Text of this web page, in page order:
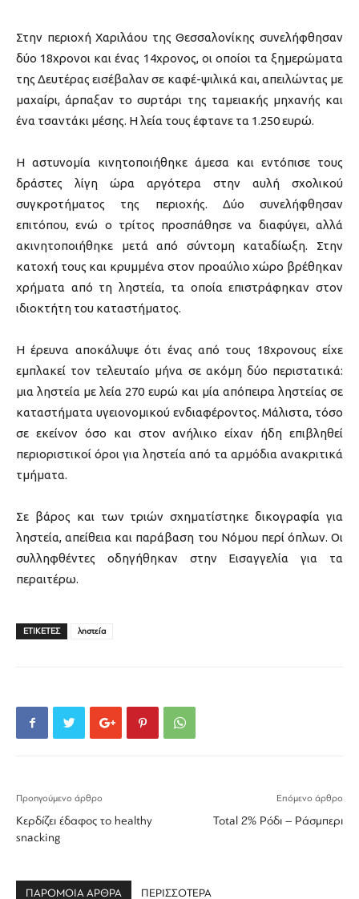
Στην περιοχή Χαριλάου της Θεσσαλονίκης συνελήφθησαν
δύο 18χρονοι και ένας 14χρονος, οι οποίοι τα ξημερώματα
της Δευτέρας εισέβαλαν σε καφέ-ψιλικά και, απειλώντας με
μαχαίρι, άρπαξαν το συρτάρι της ταμειακής μηχανής και
ένα τσαντάκι μέσης. Η λεία τους έφτανε τα 1.250 ευρώ.
Η αστυνομία κινητοποιήθηκε άμεσα και εντόπισε τους
δράστες λίγη ώρα αργότερα στην αυλή σχολικού
συγκροτήματος της περιοχής. Δύο συνελήφθησαν
επιτόπου, ενώ ο τρίτος προσπάθησε να διαφύγει, αλλά
ακινητοποιήθηκε μετά από σύντομη καταδίωξη. Στην
κατοχή τους και κρυμμένα στον προαύλιο χώρο βρέθηκαν
χρήματα από τη ληστεία, τα οποία επιστράφηκαν στον
ιδιοκτήτη του καταστήματος.
Η έρευνα αποκάλυψε ότι ένας από τους 18χρονους είχε
εμπλακεί τον τελευταίο μήνα σε ακόμη δύο περιστατικά:
μια ληστεία με λεία 270 ευρώ και μία απόπειρα ληστείας σε
καταστήματα υγειονομικού ενδιαφέροντος. Μάλιστα, τόσο
σε εκείνον όσο και στον ανήλικο είχαν ήδη επιβληθεί
περιοριστικοί όροι για ληστεία από τα αρμόδια ανακριτικά
τμήματα.
Σε βάρος και των τριών σχηματίστηκε δικογραφία για
ληστεία, απείθεια και παράβαση του Νόμου περί όπλων. Οι
συλληφθέντες οδηγήθηκαν στην Εισαγγελία για τα
περαιτέρω.
ΕΤΙΚΕΤΕΣ ληστεία
Προηγούμενο άρθρο
Κερδίζει έδαφος το healthy
snacking
Επόμενο άρθρο
Total 2% Ρόδι – Ράσμπερι
ΠΑΡΟΜΟΙΑ ΑΡΘΡΑ ΠΕΡΙΣΣΟΤΕΡΑ